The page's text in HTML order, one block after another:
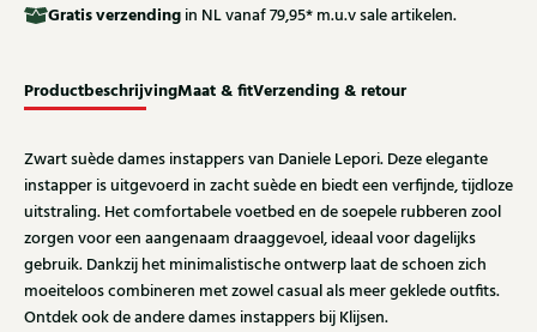
Gratisverzending in NL vanaf 79,95* m.u.v sale artikelen.
ProductbeschrijvingMaat & fitVerzending & retour
Zwart suède dames instappers van Daniele Lepori. Deze elegante
instapper is uitgevoerd in zacht suède en biedt een verfijnde, tijdloze
uitstraling. Het comfortabele voetbed en de soepele rubberen zool
zorgen voor een aangenaam draaggevoel, ideaal voor dagelijks
gebruik. Dankzij het minimalistische ontwerp laat de schoen zich
moeiteloos combineren met zowel casual als meer geklede outfits.
Ontdek ook de andere dames instappers bij Klijsen.